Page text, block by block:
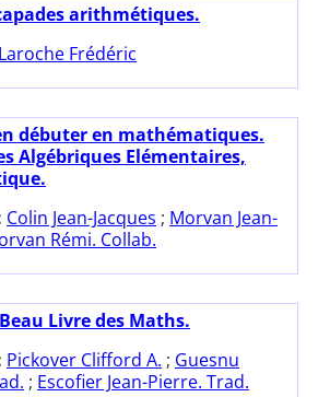
arithmétiques.
Laroche Frédéric
débuter en mathématiques.
Algébriques Elémentaires,
Colin Jean-Jacques ; Morvan Jean-
Rémi. Collab.
Livre des Maths.
Pickover Clifford A. ; Guesnu
; Escofier Jean-Pierre. Trad.